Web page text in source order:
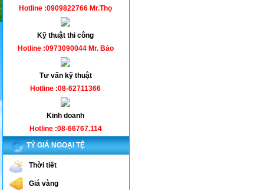
Hotline :0909822766 Mr.Thọ
Kỹ thuật thi công
Hotline :0973090044 Mr. Bảo
Tư vấn kỹ thuật
Hotline :08-62711366
Kinh doanh
Hotline :08-66767.114
TỶ GIÁ NGOẠI TỆ
Thời tiết
Giá vàng